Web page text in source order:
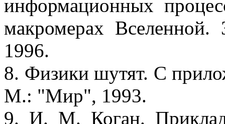
информационных
макромерах
1996.
8. Физики шутят. С
М.: "Мир", 1993.
9. И. М. Коган.